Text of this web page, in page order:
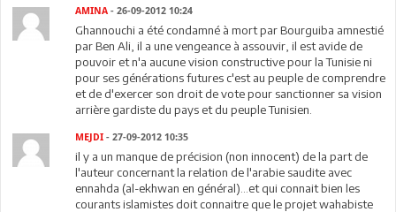
AMINA- 26-09-2012 10:24
Ghannouchi a été condamné à mort par Bourguiba amnestié
par Ben Ali, il a une vengeance à assouvir, il est avide de
pouvoir et n'a aucune vision constructive pour la Tunisie ni
pour ses générations futures c'est au peuple de comprendre
et de d'exercer son droit de vote pour sanctionner sa vision
arrière gardiste du pays et du peuple Tunisien.
MEJDI - 27-09-2012 10:35
il y a un manque de précision (non innocent) de la part de
l'auteur concernant la relation de l'arabie saudite avec
ennahda (al-ekhwan en général)...et qui connait bien les
courants islamistes doit connaitre que le projet wahabiste